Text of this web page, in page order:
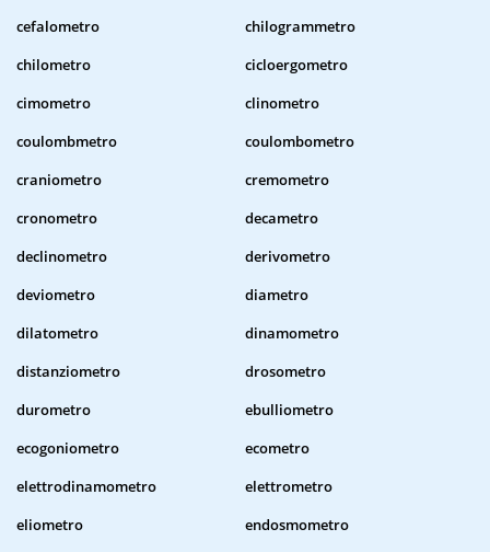
cefalometro
chilogrammetro
chilometro
cicloergometro
cimometro
clinometro
coulombmetro
coulombometro
craniometro
cremometro
cronometro
decametro
declinometro
derivometro
deviometro
diametro
dilatometro
dinamometro
distanziometro
drosometro
durometro
ebulliometro
ecogoniometro
ecometro
elettrodinamometro
elettrometro
eliometro
endosmometro